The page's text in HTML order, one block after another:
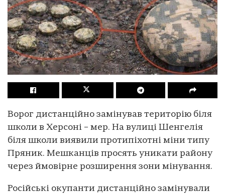
Ворог дистанційно замінував територію біля
школи в Херсоні – мер. На вулиці Шенгелія
біля школи виявили протипіхотні міни типу
Пряник. Мешканців просять уникати району
через ймовірне розширення зони мінування.
Російські окупанти дистанційно замінували